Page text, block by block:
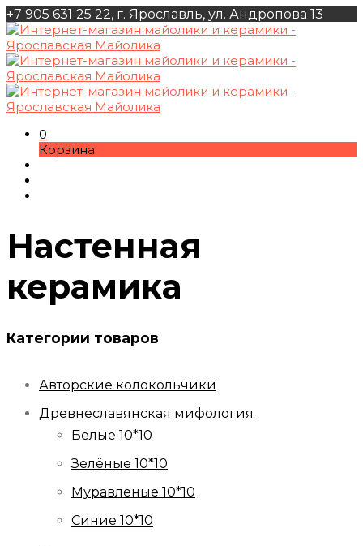
+7 905 631 25 22, г. Ярославль, ул. Андропова 13
0
Корзина
Настенная
керамика
Категории товаров
Авторские колокольчики
Древнеславянская мифология
Белые 10*10
Зелёные 10*10
Муравленые 10*10
Синие 10*10